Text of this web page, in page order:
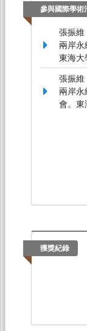
參與國際學術
張振維
兩岸永
東海大
張振維
兩岸永
會。東
獲獎紀錄